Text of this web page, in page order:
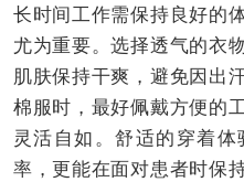
长时间工作需保持良好的
尤为重要。选择透气的衣
肌肤保持干爽，避免因出
棉服时，最好佩戴方便的
灵活自如。舒适的穿着
率，更能在面对患者时保